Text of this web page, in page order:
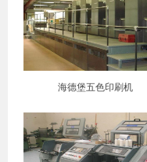
海德堡五色印刷机